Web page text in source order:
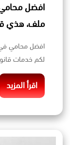
افضل
ملف، هذي
افضل محامي
لكم خدمات
اقرأ المزيد